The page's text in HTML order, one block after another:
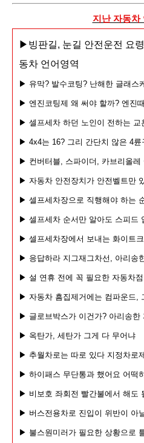
지난 자동차
▶ 빙판길, 눈길 안전운전 요
동차 언어영역
▶ 유막? 발수코팅? 난해한 글래스
▶ 엔진코팅제 왜 써야 할까? 엔진
▶ 셀프세차 하던 노인이 전하는 교
▶ 4x4는 16? 그리 간단치 않은 4륜
▶ 컨버터블, 스파이더, 카브리올레
▶ 자동차 안전장치가 안전벨트만
▶ 셀프세차장으로 직행해야 하는
▶ 셀프세차 순서만 알아도 스피드
▶ 셀프세차장에서 보내는 화이트
▶ 응답하라 지그재그차선, 아리송
▶ 설 연휴 전에 꼭 필요한 자동차점
▶ 자동차 흠집제거에는 컴파운드,
▶ 글로브박스가 이건가? 아리송한
▶ 옥탄가, 세탄가 그게 다 무어냐
▶ 추월차로는 따로 있다 지정차로
▶ 하이패스 무단통과 했어요 어떡
▶ 비보호 좌회전 빨간불에서 해도
▶ 버스전용차로 진입이 위반이 아
▶ 불스원미러가 필요한 상황으로